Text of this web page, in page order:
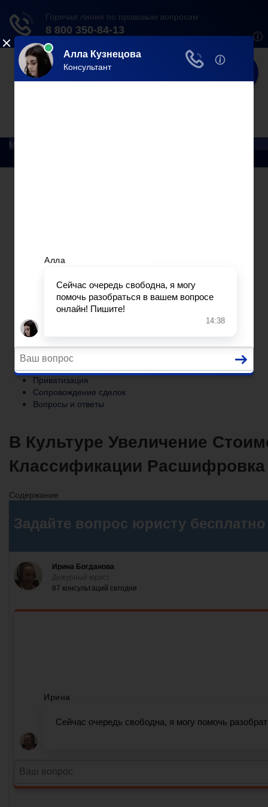
Юрист
Меню
Приватизация
Сопровождение сделок
Вопросы и ответы
Главная
Помощь юриста
Уголовный процесс
Приватизация
Сопровождение сделок
Вопросы и ответы
В Культуре Увеличение
Классификации Расшифровка
Содержание